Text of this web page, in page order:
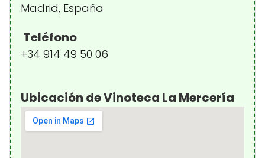
Madrid, España
Teléfono
+34 914 49 50 06
Ubicación de Vinoteca La Mercería